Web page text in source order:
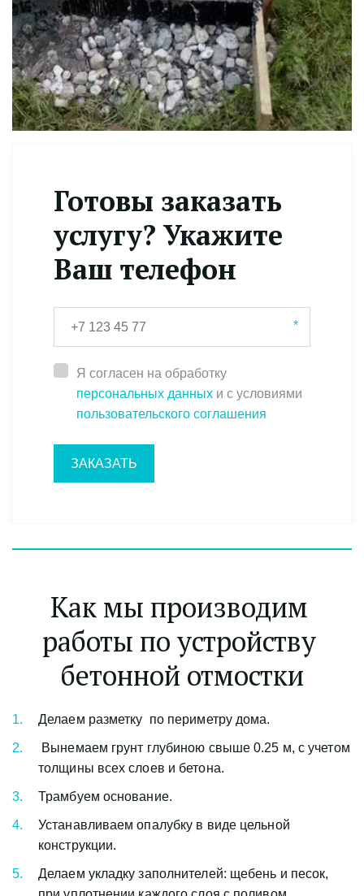
Готовы заказать
услугу? Укажите
Ваш телефон
*
Я согласен на обработку
персональных данных и с условиями
пользовательского соглашения
ЗАКАЗАТЬ
Как мы производим
работы по устройству
бетонной отмостки
Делаем разметку  по периметру дома.
Вынемаем грунт глубиною свыше 0.25 м, с учетом
толщины всех слоев и бетона.
Трамбуем основание.
Устанавливаем опалубку в виде цельной
конструкции.
Делаем укладку заполнителей: щебень и песок,